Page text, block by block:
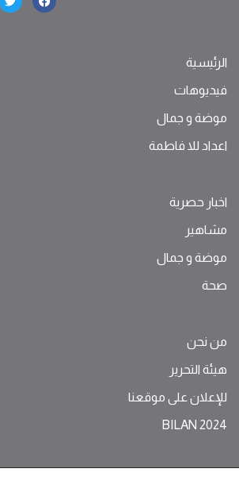
الرئيسية
فيديوهات
موضة ‫و‬ ‫‬‫جمال‬
اعداد للا فاطمة
اخبار حصرية
مشاهير
موضة ‫و‬ ‫‬‫جمال‬
صحة
من نحن
هيئة التحرير
للإعلان على موقعنا
BILAN 2024